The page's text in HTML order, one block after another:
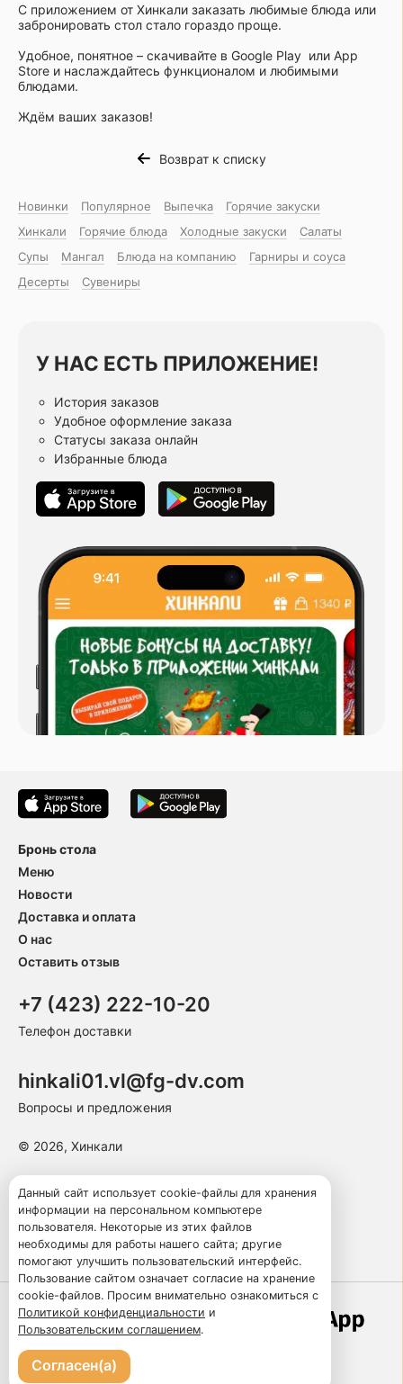
С приложением от Хинкали заказать любимые блюда или
забронировать стол стало гораздо проще.
Удобное, понятное – скачивайте в Google Play или App
Store и наслаждайтесь функционалом и любимыми
блюдами.
Ждём ваших заказов!
Возврат к списку
Новинки Популярное Выпечка
Горячие закуски
Хинкали
Горячие блюда Холодные закуски
Салаты
Супы
Мангал Блюда на компанию
Гарниры и соуса
Десерты
Сувениры
У НАС ЕСТЬ ПРИЛОЖЕНИЕ!
История заказов
Удобное оформление заказа
Статусы заказа онлайн
Избранные блюда
Бронь стола
Меню
Новости
Доставка и оплата
О нас
Оставить отзыв
+7 (423) 222-10-20
Телефон доставки
hinkali01.vl@fg-dv.com
Вопросы и предложения
© 2026, Хинкали
Пользовательское соглашение
Политика конфиденциальности
Публичная оферта
Работает по технологии
Данный сайт использует cookie-файлы для хранения
информации на персональном компьютере
пользователя. Некоторые из этих файлов
необходимы для работы нашего сайта; другие
помогают улучшить пользовательский интерфейс.
Пользование сайтом означает согласие на хранение
cookie-файлов. Просим внимательно ознакомиться с
Политикой конфиденциальности и
Пользовательским соглашением.
Согласен(а)